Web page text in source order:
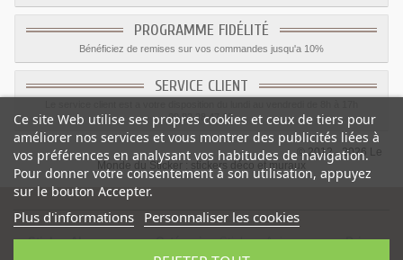
PROGRAMME FIDÉLITÉ
Bénéficiez de remises sur vos commandes jusqu'a 10%
SERVICE CLIENT
09.82.28.47.69.
© 2012 - 2026 Le
Monde du Sticker :
stickers déco et muraux
Sticker Algue orange-Catégorie:Stickers Animaux mer-Prix:
Ce site Web utilise ses propres cookies et ceux de tiers pour
améliorer nos services et vous montrer des publicités liées à
vos préférences en analysant vos habitudes de navigation.
Pour donner votre consentement à son utilisation, appuyez
sur le bouton Accepter.
Plus d'informations Personnaliser les cookies